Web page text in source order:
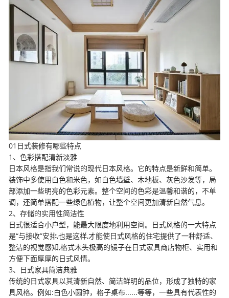
01日式装修有哪些特点
1、色彩搭配清新淡雅
日本风格是指我们常说的现代日本风格。它的特点是新鲜和简单。
装饰中多使用白色和米色，如白色墙壁、木地板、灰色沙发等，局
部添加一些明亮的色彩元素。整个空间的色彩是温馨和谐的，不单
调，还简单搭配一些绿色植物，让整个空间更加清新自然气息。
2、存储的实用性简洁性
日式很适合小户型，能最大限度地利用空间。日式风格的一大特点
是“与接收”安排,也是这样,才能使日式风格的住宅提供了一种舒适、
整洁的视觉感知,格式木头极高的镜子在日式家具商店物柜、实用和
方便下面厚厚的日式风情。
3、日式家具简洁典雅
传统的日式家具以其清新自然、简洁鲜明的品位，形成了独特的家
具风格。例如:白色小圆钟，格子桌布......等等，一些具有代表性的